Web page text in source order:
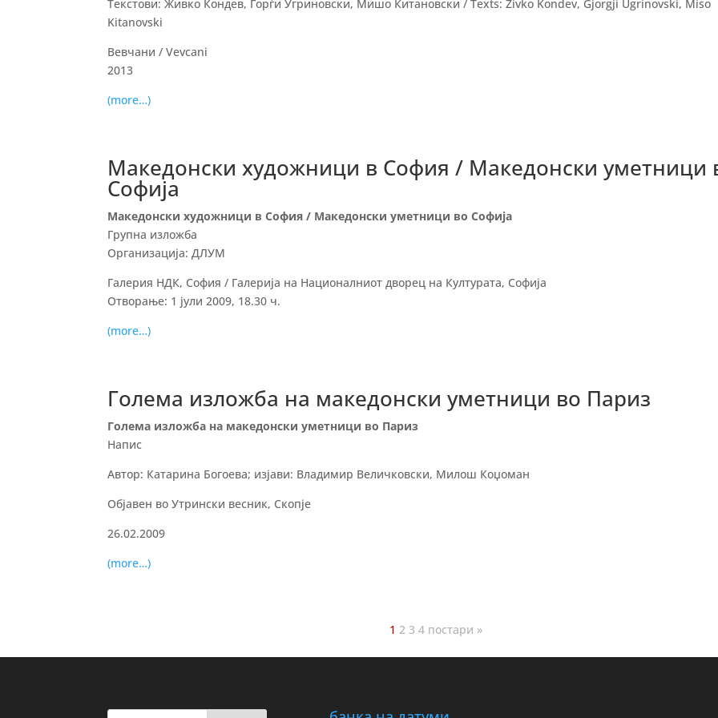
Текстови: Живко Кондев, Ѓорѓи Угриновски, Мишо Китановски / Texts: Zivko Kondev, Gjorgji Ugrinovski, Miso
Kitanovski
Вевчани / Vevcani
2013
(more…)
Македонски художници в София / Македонски уметници
Софија
Македонски художници в София / Македонски уметници во Софија
Групна изложба
Организација: ДЛУМ
Галерия НДК, София / Галерија на Националниот дворец на Културата, Софија
Отворање: 1 јули 2009, 18.30 ч.
(more…)
Голема изложба на македонски уметници во Париз
Голема изложба на македонски уметници во Париз
Напис
Автор: Катарина Богоева; изјави: Владимир Величковски, Милош Коџоман
Објавен во Утрински весник, Скопје
26.02.2009
(more…)
1 2 3 4 постари »